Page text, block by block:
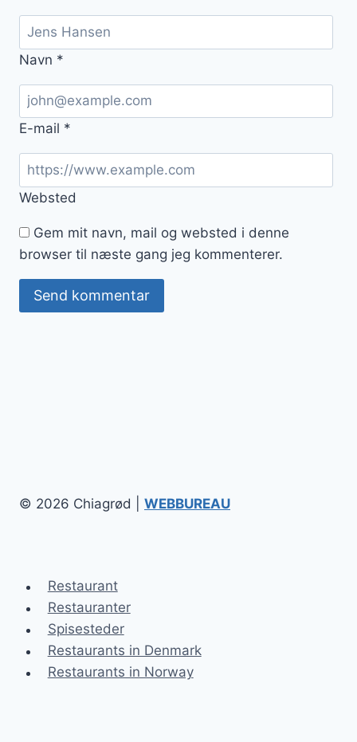
Navn *
E-mail *
Websted
Gem mit navn, mail og websted i denne
browser til næste gang jeg kommenterer.
© 2026 Chiagrød | WEBBUREAU
Restaurant
Restauranter
Spisesteder
Restaurants in Denmark
Restaurants in Norway